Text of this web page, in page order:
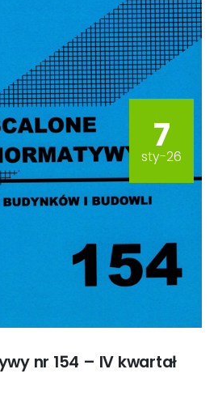
7
sty-26
nr 154 – IV kwartał